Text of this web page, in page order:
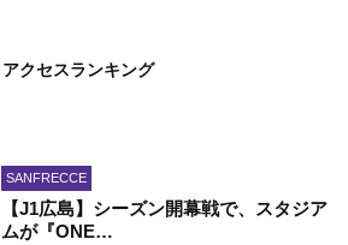
アクセスランキング
SANFRECCE
【J1広島】シーズン開幕戦で、スタジア
ムが『ONE…